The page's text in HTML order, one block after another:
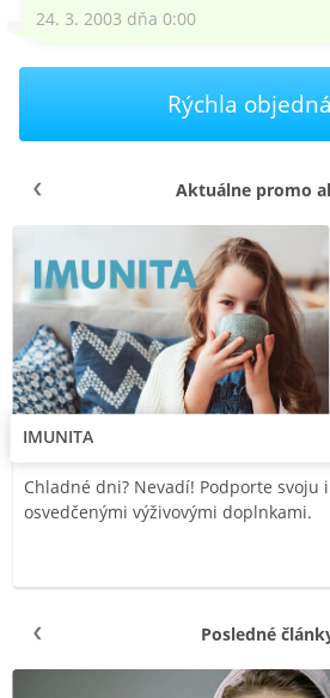
24. 3. 2003 dňa 0:00
Rýchla
Aktuálne promo
IMUNITA
Chladné dni? Nevadí! Podporte svoju
osvedčenými výživovými doplnkami.
Posledné